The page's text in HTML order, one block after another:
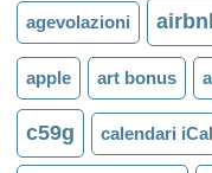
agevolazioni
apple art bonus
c59g calendari iCal